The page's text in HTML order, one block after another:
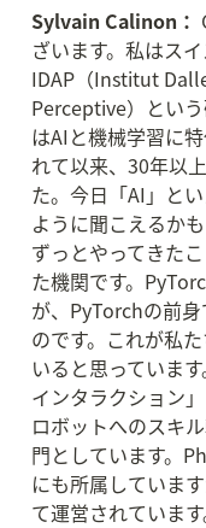
Sylvain Calinon：
ざいます。私はス
IDAP（Institut
Perceptive）とい
はAIと機械学習に
れて以来、30年以
た。今日「AI」と
ように聞こえるか
ずっとやってきた
た機関です。
が、PyTorchの前
のです。これが私
いると思っていま
インタラクション
ロボットへのスキ
門としています。
にも所属していま
て運営されています